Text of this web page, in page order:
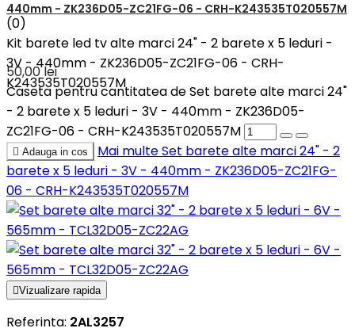
440mm - ZK236D05-ZC21FG-06 - CRH-K243535T020557M
(0)
Kit barete led tv alte marci 24" - 2 barete x 5 leduri -
3V - 440mm - ZK236D05-ZC21FG-06 - CRH-
K243535T020557M
50,00 lei
Caseta pentru cantitatea de Set barete alte marci 24"
- 2 barete x 5 leduri - 3V - 440mm - ZK236D05-
ZC21FG-06 - CRH-K243535T020557M
 Adauga in cos Mai multeSet barete alte marci 24" - 2
barete x 5 leduri - 3V - 440mm - ZK236D05-ZC21FG-
06 - CRH-K243535T020557M
Vizualizare rapida
Referinta: 2AL3257